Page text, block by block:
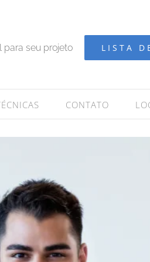
para seu projeto LISTA
CONTATO